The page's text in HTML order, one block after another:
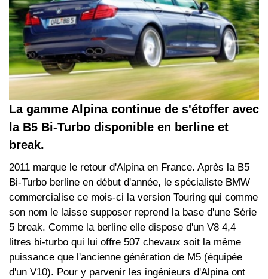
La gamme Alpina continue de s'étoffer avec
la B5 Bi-Turbo disponible en berline et
break.
2011 marque le retour d'Alpina en France. Après la B5
Bi-Turbo berline en début d'année, le spécialiste BMW
commercialise ce mois-ci la version Touring qui comme
son nom le laisse supposer reprend la base d'une Série
5 break. Comme la berline elle dispose d'un V8 4,4
litres bi-turbo qui lui offre 507 chevaux soit la même
puissance que l'ancienne génération de M5 (équipée
d'un V10). Pour y parvenir les ingénieurs d'Alpina ont